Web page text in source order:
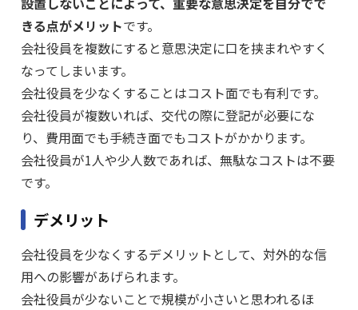
きる点がメリットです。
会社役員を複数にすると意思決定に口を挟まれやすく
なってしまいます。
会社役員を少なくすることはコスト面でも有利です。
会社役員が複数いれば、交代の際に登記が必要にな
り、費用面でも手続き面でもコストがかかります。
会社役員が1人や少人数であれば、無駄なコストは不要
です。
デメリット
会社役員を少なくするデメリットとして、対外的な信
用への影響があげられます。
会社役員が少ないことで規模が小さいと思われるほ